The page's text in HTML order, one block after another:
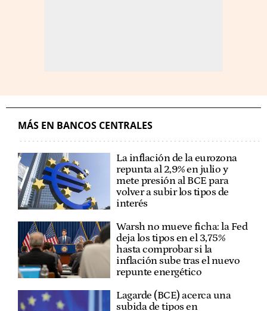
MÁS EN BANCOS CENTRALES
La inflación de la eurozona
repunta al 2,9% en julio y
mete presión al BCE para
volver a subir los tipos de
interés
Warsh no mueve ficha: la Fed
deja los tipos en el 3,75%
hasta comprobar si la
inflación sube tras el nuevo
repunte energético
Lagarde (BCE) acerca una
subida de tipos en